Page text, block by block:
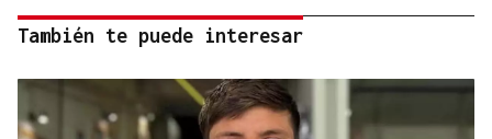
También te puede interesar